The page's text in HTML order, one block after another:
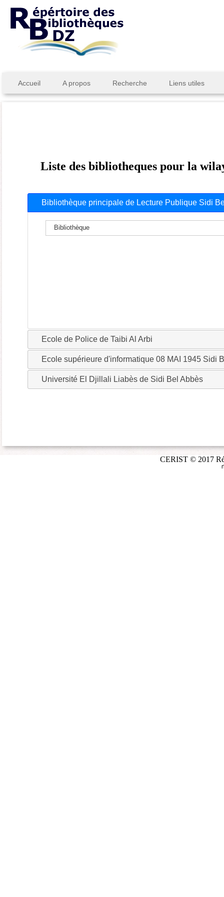
Accueil A propos Recherche Liens utiles
Liste des bibliotheques pour la
Bibliothèque principale de Lecture Publique Sidi
Bibliothèque
Ecole de Police de Taibi Al Arbi
Ecole supérieure d'informatique 08 MAI 1945 Sidi
Université El Djillali Liabès de Sidi Bel Abbès
CERIST © 2017